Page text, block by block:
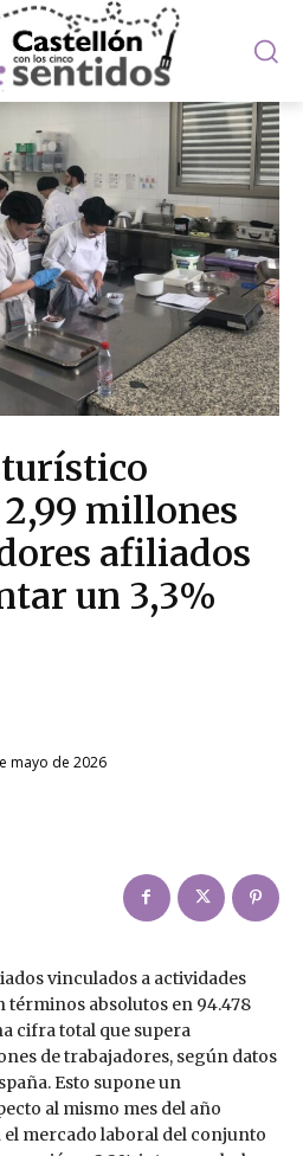
millones
afiliados
un 3,3%
mayo de 2026
vinculados a actividades
absolutos en 94.478
cifra total que supera
de trabajadores, según datos
Esto supone un
al mismo mes del año
mercado laboral del conjunto